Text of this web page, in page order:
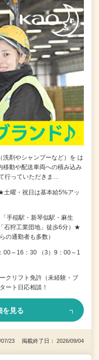
剤やシャンプーなど）を は
移動や配送車両への積み込み
行っていただきま…
曜・祝日は基本給5%アッ
手稲駅・新琴似駅・麻生
石狩工業団地」徒歩6分）★
の通勤者も多数）
00～16：30 （3）9：00～1
クリフト免許（未経験・ブ
ート日応相談！
を見る
07/23 掲載終了日： 2026/09/04